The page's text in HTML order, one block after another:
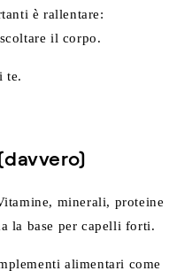
è rallentare:
il corpo.
te.
minerali, proteine
la base per capelli forti.
alimentari come